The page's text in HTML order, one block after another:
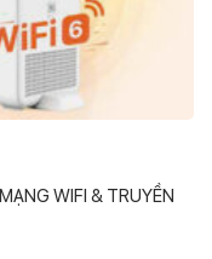
WIFI & TRUYỀN